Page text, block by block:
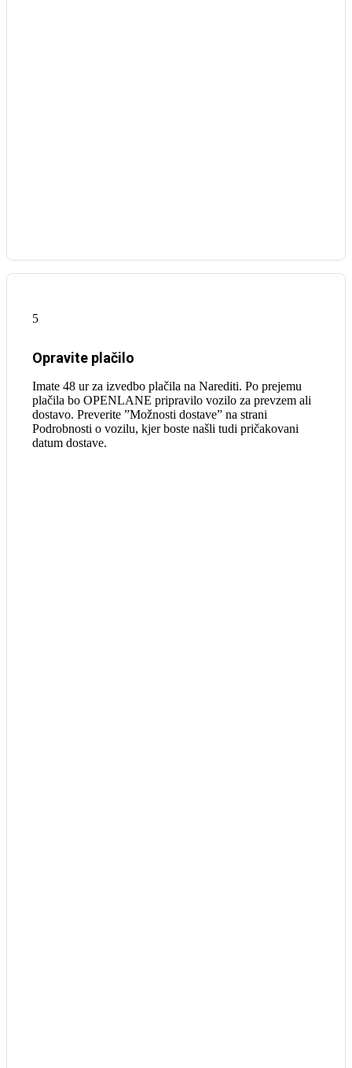
5
Opravite plačilo
Imate 48 ur za izvedbo plačila na Narediti. Po prejemu
plačila bo OPENLANE pripravilo vozilo za prevzem ali
dostavo. Preverite ”Možnosti dostave” na strani
Podrobnosti o vozilu, kjer boste našli tudi pričakovani
datum dostave.